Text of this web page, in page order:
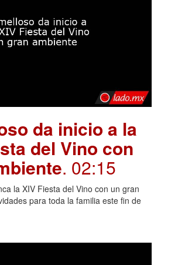
da inicio a la
del Vino con
. 02:15
la XIV Fiesta del Vino con un gran
para toda la familia este fin de